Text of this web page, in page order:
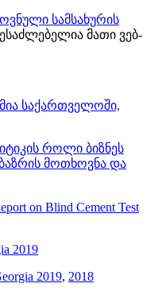
სამსახურის
მათი ვებ-
საქართველოში,
როლი ბიზნეს
მოთხოვნა და
on Blind Cement Test
2019
2019, 2018